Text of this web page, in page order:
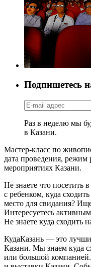
Подпишетесь
Раз в неделю мы
в Казани.
Мастер-класс по
дата проведения,
мероприятиях Казани.
Не знаете что посетить
с ребенком, куда
место для свидания?
Интересуетесь
Не знаете куда сходить
КудаКазань — это
Казани. Мы знаем куда
или большой